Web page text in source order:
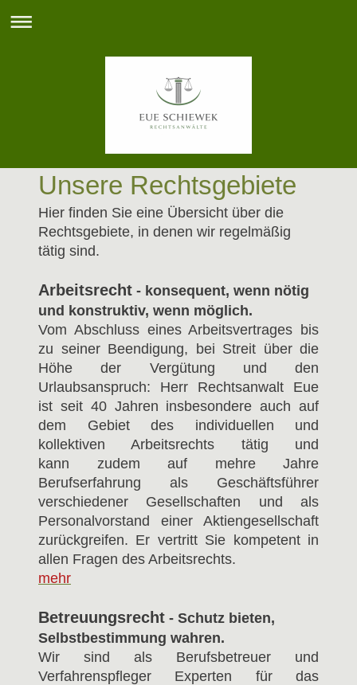
Unsere Rechtsgebiete
Hier finden Sie eine Übersicht über die
Rechtsgebiete, in denen wir regelmäßig
tätig sind.
Arbeitsrecht - konsequent, wenn nötig
und konstruktiv, wenn möglich.
Vom Abschluss eines Arbeitsvertrages bis
zu seiner Beendigung, bei Streit über die
Höhe der Vergütung und den
Urlaubsanspruch: Herr Rechtsanwalt Eue
ist seit 40 Jahren insbesondere auch auf
dem Gebiet des individuellen und
kollektiven Arbeitsrechts tätig und
kann zudem auf mehre Jahre
Berufserfahrung als Geschäftsführer
verschiedener Gesellschaften und als
Personalvorstand einer Aktiengesellschaft
zurückgreifen. Er vertritt Sie kompetent in
allen Fragen des Arbeitsrechts.
mehr
Betreuungsrecht - Schutz bieten,
Selbstbestimmung wahren.
Wir sind als Berufsbetreuer und
Verfahrenspfleger Experten für das